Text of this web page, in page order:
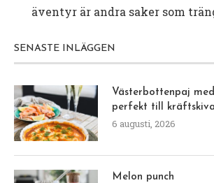
äventyr är andra saker som
SENASTE INLÄGGEN
Västerbottenpaj
perfekt till
6 augusti, 2026
Melon punch